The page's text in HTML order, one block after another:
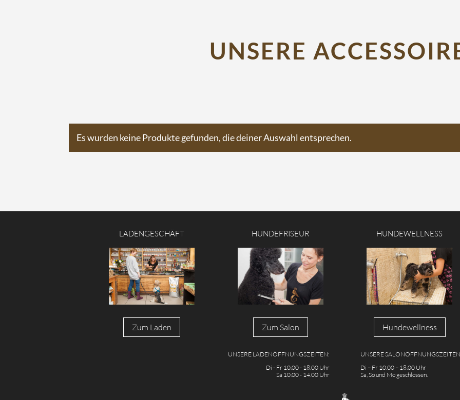
UNSERE
Es wurden keine Produkte gefunden, die deiner Auswahl entsprechen.
LADENGESCHÄFT
Zum Laden
HUNDEFRISEUR
Zum Salon
HUNDEWELLNESS
Hundewellness
UNSERE LADENÖFFNUNGSZEITEN:
Di - Fr 10.00 - 18.00 Uhr
Sa 10.00 - 14.00 Uhr
UNSERE
Di – Fr 10.00 – 18.00 Uhr
Sa, So und Mo geschlossen.